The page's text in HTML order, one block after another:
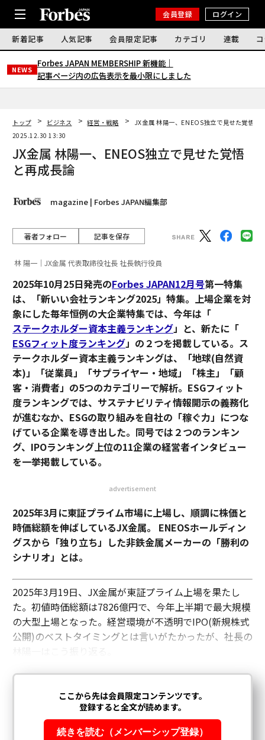
会員登録 ログイン
新着記事 人気記事 会員限定記事 カテゴリ 連載
NEWS
Forbes JAPAN MEMBERSHIP 新機能｜
記事ページ内の広告表示を最小限にしました
トップ ビジネス 経営・戦略
JX金属 林陽一、ENEOS独立で見せた覚悟と
2025.12.30 13:30
JX金属 林陽一、ENEOS独立で見せた覚悟
と再成長論
magazine | Forbes JAPAN編集部
著者フォロー 記事を保存
林 陽一｜JX金属 代表取締役社長 社長執行役員
2025年10月25日発売のForbes JAPAN12月号第一特集
は、「新いい会社ランキング2025」特集。上場企業を対
象にした毎年恒例の大企業特集では、今年は「
ステークホルダー資本主義ランキング」と、新たに「
ESGフィット度ランキング」の２つを掲載している。ス
テークホルダー資本主義ランキングは、「地球(自然資
本)」「従業員」「サプライヤー・地域」「株主」「顧
客・消費者」の5つのカテゴリーで解析。ESGフィット
度ランキングでは、サステナビリティ情報開示の義務化
が進むなか、ESGの取り組みを自社の「稼ぐ力」につな
げている企業を導き出した。同号では２つのランキン
グ、IPOランキング上位の11企業の経営者インタビュー
を一挙掲載している。
advertisement
2025年3月に東証プライム市場に上場し、順調に株価と
時価総額を伸ばしているJX金属。 ENEOSホールディン
グスから「独り立ち」した非鉄金属メーカーの「勝利の
シナリオ」とは。
2025年3月19日、JX金属が東証プライム上場を果たし
た。初値時価総額は7826億円で、今年上半期で最大規模
の大型上場となった。経営環境が不透明でIPO(新規株式
公開)のベストタイミングとは言いがたかったが、社長の